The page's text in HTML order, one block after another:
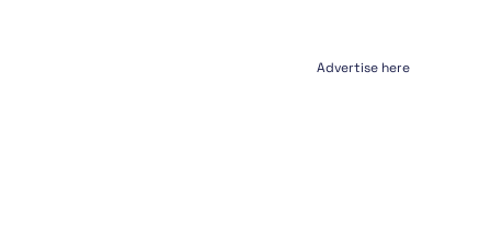
Advertise here